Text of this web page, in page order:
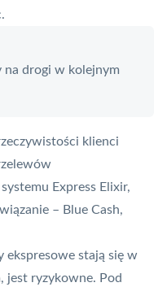
drogi w kolejnym
klienci
Express Elixir,
– Blue Cash,
ekspresowe stają się w
jest ryzykowne. Pod